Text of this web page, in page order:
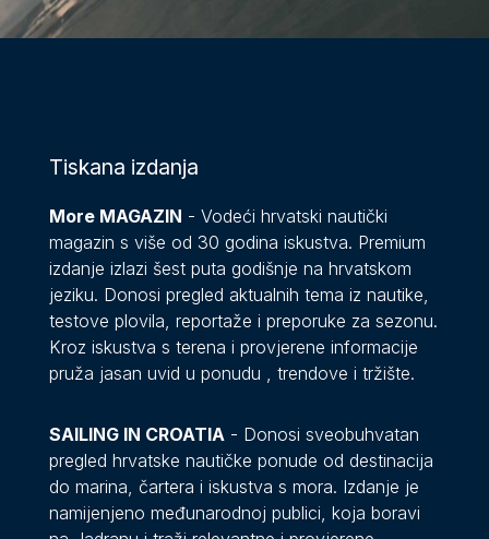
Tiskana izdanja
More MAGAZIN - Vodeći hrvatski nautički
magazin s više od 30 godina iskustva. Premium
izdanje izlazi šest puta godišnje na hrvatskom
jeziku. Donosi pregled aktualnih tema iz nautike,
testove plovila, reportaže i preporuke za sezonu.
Kroz iskustva s terena i provjerene informacije
pruža jasan uvid u ponudu , trendove i tržište.
SAILING IN CROATIA - Donosi sveobuhvatan
pregled hrvatske nautičke ponude od destinacija
do marina, čartera i iskustva s mora. Izdanje je
namijenjeno međunarodnoj publici, koja boravi